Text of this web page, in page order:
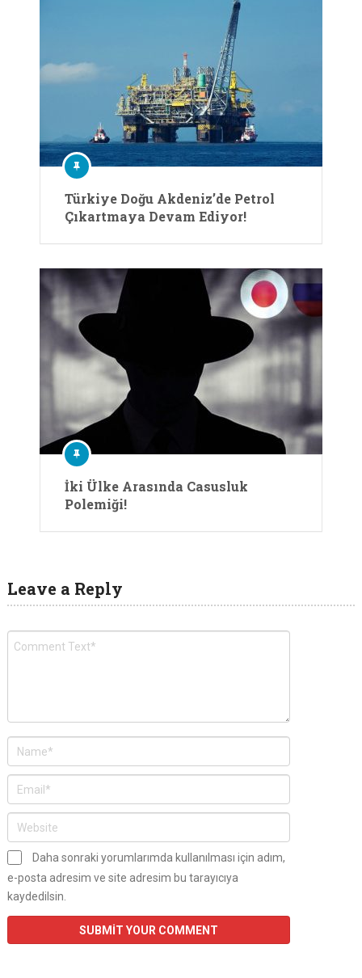
Türkiye Doğu Akdeniz’de Petrol
Çıkartmaya Devam Ediyor!
İki Ülke Arasında Casusluk
Polemiği!
Leave a Reply
Daha sonraki yorumlarımda kullanılması için adım,
e-posta adresim ve site adresim bu tarayıcıya
kaydedilsin.